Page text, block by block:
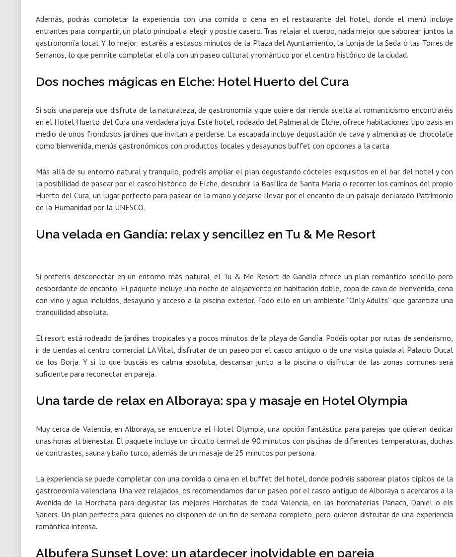
Además, podrás completar la experiencia con unacomida o cena en el restaurante del hotel, donde el menú incluye
entrantes para compartir, un plato principal a elegir y postre casero. Tras relajar el cuerpo, nada mejor que saborear juntos la
gastronomía local. Y lo mejor: estaréis a escasos minutos de la Plaza del Ayuntamiento, la Lonja de la Seda o las Torres de
Serranos, lo que permite completar el día con un paseo cultural y romántico por el centro histórico de la ciudad.
Dos noches mágicas en Elche: Hotel Huerto del Cura
Si sois una pareja que disfruta de la naturaleza, de gastronomía y que quiere dar rienda suelta al romanticismo encontraréis
en el Hotel Huerto del Cura una verdadera joya. Este hotel, rodeado del Palmeral de Elche, ofrece habitaciones tipo oasis en
medio de unos frondosos jardines que invitan a perderse. La escapada incluye degustación de cava y almendras de chocolate
como bienvenida, menús gastronómicos con productos locales y desayunos buffet con opciones a la carta.
Más allá de su entorno natural y tranquilo, podréis ampliar el plan degustando cócteles exquisitos en el bar del hotel ycon
la posibilidad de pasear por el casco histórico de Elche, descubrir la Basílica de Santa María o recorrer los caminos del propio
Huerto del Cura, un lugar perfecto para pasear de la mano y dejarse llevar por el encanto de un paisaje declarado Patrimonio
de la Humanidad por la UNESCO.
Una velada en Gandía: relax y sencillez en Tu & Me Resort
Si preferís desconectar en un entorno más natural, el Tu & Me Resort de Gandía ofrece un plan romántico sencillo pero
desbordante de encanto. El paquete incluye una noche de alojamiento en habitación doble, copa de cava de bienvenida, cena
con vino y agua incluidos, desayuno yacceso a la piscina exterior. Todo ello en un ambiente “Only Adults” que garantiza una
tranquilidad absoluta.
El resort estárodeado de jardines tropicales y a pocos minutos de la playa de Gandía. Podéis optar por rutas de senderismo,
ir de tiendas al centro comercial LA Vital, disfrutar de un paseo por el casco antiguo o de una visita guiada al Palacio Ducal
de los Borja. Y si lo que buscáis es calma absoluta, descansar junto a la piscina o disfrutar de las zonas comunes será
suficiente para reconectar en pareja.
Una tarde de relax en Alboraya: spa y masaje en Hotel Olympia
Muy cerca de Valencia, en Alboraya, se encuentra el Hotel Olympia, una opción fantástica para parejas que quieran dedicar
unas horas al bienestar. El paquete incluye un circuito termal de 90 minutos con piscinas de diferentes temperaturas,duchas
de contrastes, sauna y baño turco, además de un masaje de 25 minutos por persona.
La experiencia se puede completar con una comida o cena en el buffet del hotel,donde podréis saborear platos típicos de la
gastronomía valenciana. Una vez relajados, os recomendamosdar un paseo por el casco antiguo de Alboraya o acercaros a la
Avenida de la Horchata para degustar las mejores Horchatas de toda Valencia, en las horchaterías Panach, Daniel o els
Sariers. Un plan perfecto para quienes no disponen de un fin de semana completo, pero quieren disfrutar de una experiencia
romántica intensa.
Albufera Sunset Love: un atardecer inolvidable en pareja